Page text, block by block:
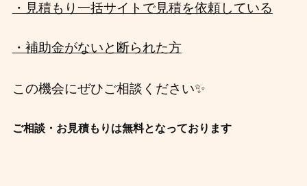
・見積もり一括サイトで見積を依頼している
・補助金がないと断られた方
この機会にぜひご相談ください✨
ご相談・お見積もりは無料となっております